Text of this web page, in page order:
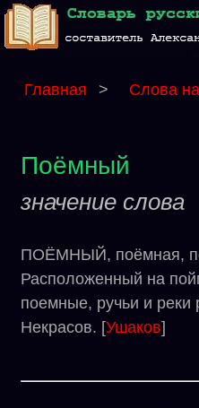
Главная > Слова
Поёмный
значение слова
ПОЁМНЫЙ, поёмная,
Расположенный на
поемные, ручьи и реки
Некрасов. [Ушаков]